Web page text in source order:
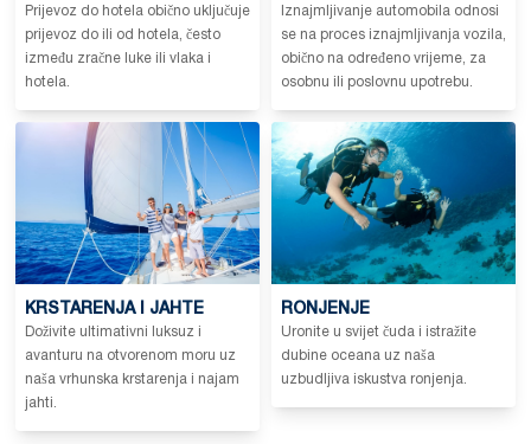
Prijevoz do hotela obično uključuje
prijevoz do ili od hotela, često
između zračne luke ili vlaka i
hotela.
Iznajmljivanje automobila odnosi
se na proces iznajmljivanja vozila,
obično na određeno vrijeme, za
osobnu ili poslovnu upotrebu.
KRSTARENJA I JAHTE
Doživite ultimativni luksuz i
avanturu na otvorenom moru uz
naša vrhunska krstarenja i najam
jahti.
RONJENJE
Uronite u svijet čuda i istražite
dubine oceana uz naša
uzbudljiva iskustva ronjenja.